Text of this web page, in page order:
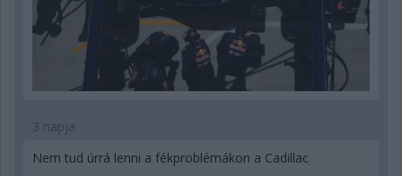
3 napja
Nem tud úrrá lenni a fékproblémákon a Cadillac